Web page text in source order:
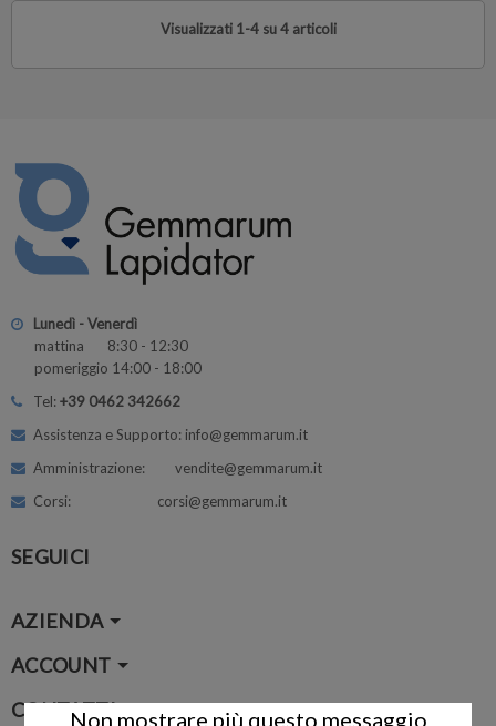
Visualizzati 1-4 su 4 articoli
Lunedì - Venerdì
mattina 8:30 - 12:30
pomeriggio 14:00 - 18:00
Tel:+39 0462 342662
Assistenza e Supporto: info@gemmarum.it
Amministrazione: vendite@gemmarum.it
Corsi: corsi@gemmarum.it
SEGUICI
AZIENDA
ACCOUNT
CONTATTINon mostrare più questo messaggio